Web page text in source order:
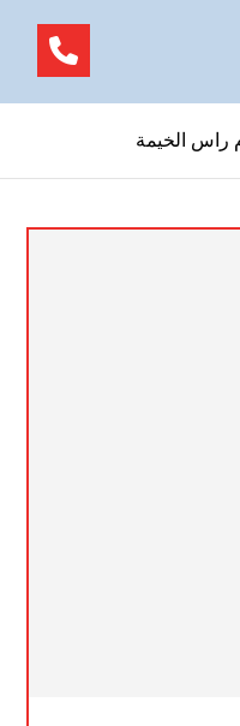
راس الخيمة